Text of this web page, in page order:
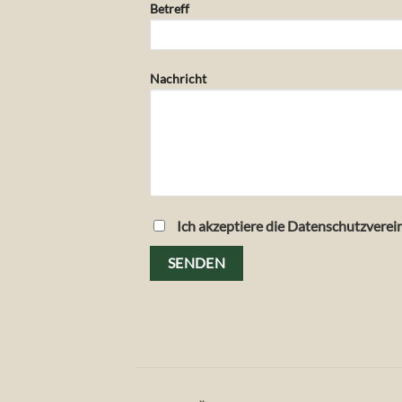
Betreff
Nachricht
Ich akzeptiere die